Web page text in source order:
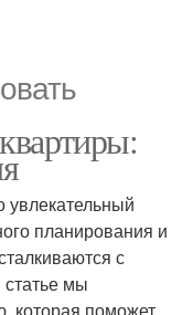
увлекательный
планирования и
с
статье мы